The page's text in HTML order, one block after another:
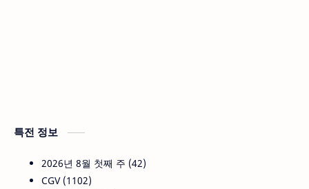
특전 정보
2026년 8월 첫째 주 42
CGV 1102